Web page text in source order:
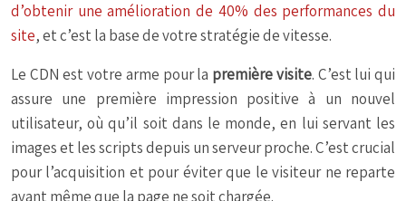
d’obtenir une amélioration de 40% des performances du
site, et c’est la base de votre stratégie de vitesse.
Le CDN est votre arme pour la première visite. C’est lui qui
assure une première impression positive à un nouvel
utilisateur, où qu’il soit dans le monde, en lui servant les
images et les scripts depuis un serveur proche. C’est crucial
pour l’acquisition et pour éviter que le visiteur ne reparte
avant même que la page ne soit chargée.